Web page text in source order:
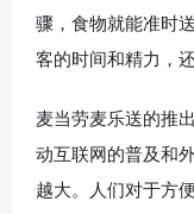
骤，食物就能准时
客的时间和精力，
麦当劳麦乐送的推
动互联网的普及和
越大。人们对于方